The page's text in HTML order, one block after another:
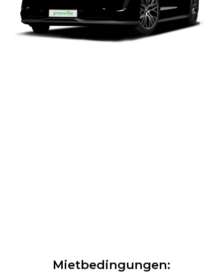
Mietbedingungen: